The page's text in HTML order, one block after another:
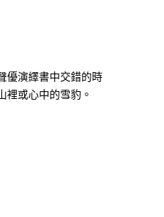
優演繹書中交錯的時
裡或心中的雪豹。